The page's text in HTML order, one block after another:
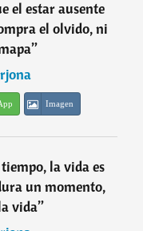
el estar ausente
el olvido, ni
”
Imagen
la vida es
un momento,
vida”